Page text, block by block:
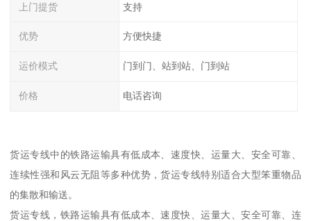
上门提货 支持
优势 方便快捷
运价模式 门到门、站到站、门到站
价格 电话咨询
货运专线中的铁路运输具有低成本、速度快、运量大、安全可靠、
连续性强和风云无阻等多种优势，货运专线特别适合大型笨重物品
的集散和输送。
货运专线，铁路运输具有低成本、速度快、运量大、安全可靠、连